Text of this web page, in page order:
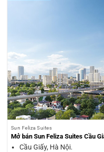
Sun Feliza Suites
Mở bán Sun Feliza Suites Cầu
Cầu Giấy, Hà Nội.